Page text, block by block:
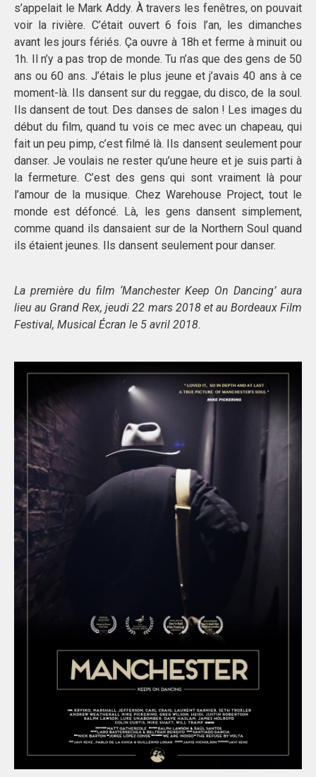
s’appelait le Mark Addy. À travers les fenêtres, on pouvait
voir la rivière. C’était ouvert 6 fois l’an, les dimanches
avant les jours fériés. Ça ouvre à 18h et ferme à minuit ou
1h. Il n’y a pas trop de monde. Tu n’as que des gens de 50
ans ou 60 ans. J’étais le plus jeune et j’avais 40 ans à ce
moment-là. Ils dansent sur du reggae, du disco, de la soul.
Ils dansent de tout. Des danses de salon ! Les images du
début du film, quand tu vois ce mec avec un chapeau, qui
fait un peu pimp, c’est filmé là. Ils dansent seulement pour
danser. Je voulais ne rester qu’une heure et je suis parti à
la fermeture. C’est des gens qui sont vraiment là pour
l’amour de la musique. Chez Warehouse Project, tout le
monde est défoncé. Là, les gens dansent simplement,
comme quand ils dansaient sur de la Northern Soul quand
ils étaient jeunes. Ils dansent seulement pour danser.
La première du film ‘Manchester Keep On Dancing’ aura
lieu au Grand Rex, jeudi 22 mars 2018 et au Bordeaux Film
Festival, Musical Écran le 5 avril 2018.